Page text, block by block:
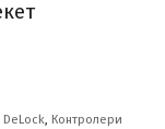
, Контролери